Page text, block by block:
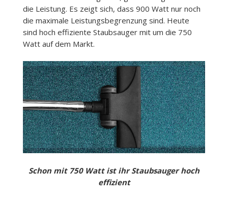
die Leistung. Es zeigt sich, dass 900 Watt nur noch
die maximale Leistungsbegrenzung sind. Heute
sind hoch effiziente Staubsauger mit um die 750
Watt auf dem Markt.
Schon mit 750 Watt ist ihr Staubsauger hoch
effizient